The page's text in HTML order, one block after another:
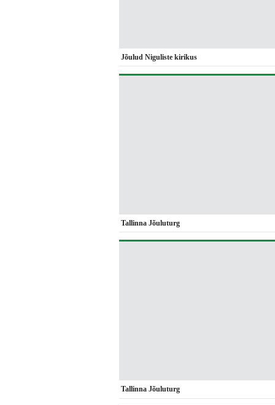
Jõulud Niguliste kirikus
Tallinna Jõuluturg
Tallinna Jõuluturg